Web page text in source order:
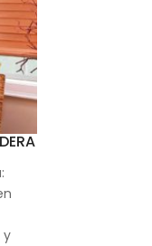
y